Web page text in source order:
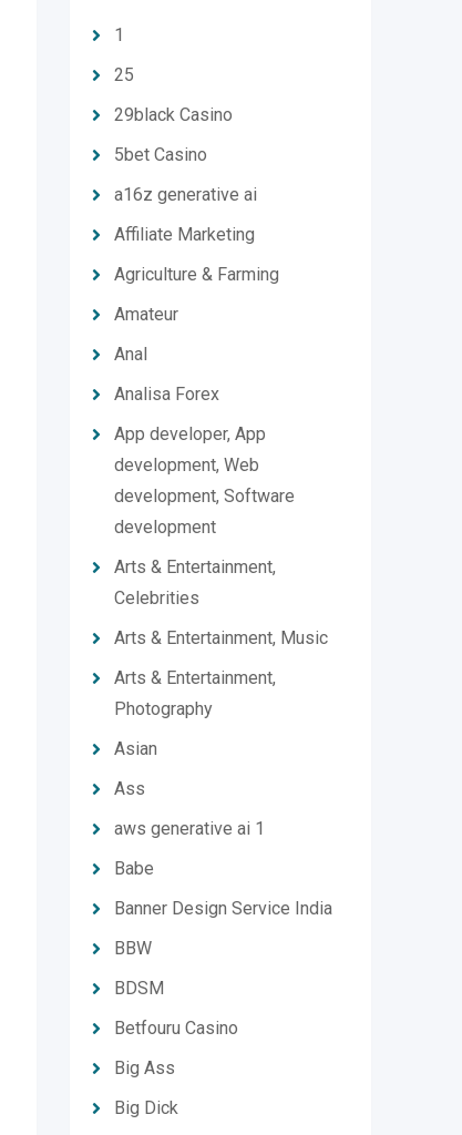
1
25
29black Casino
5bet Casino
a16z generative ai
Affiliate Marketing
Agriculture & Farming
Amateur
Anal
Analisa Forex
App developer, App
development, Web
development, Software
development
Arts & Entertainment,
Celebrities
Arts & Entertainment, Music
Arts & Entertainment,
Photography
Asian
Ass
aws generative ai 1
Babe
Banner Design Service India
BBW
BDSM
Betfouru Casino
Big Ass
Big Dick